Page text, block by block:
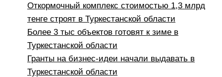
Откормочный комплекс стоимостью 1,3 млрд
тенге строят в Туркестанской области
Более 3 тыс объектов готовят к зиме в
Туркестанской области
Гранты на бизнес-идеи начали выдавать в
Туркестанской области